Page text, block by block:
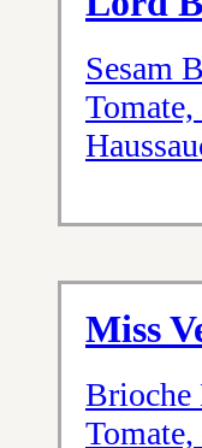
Sesam
Miss
Brioche